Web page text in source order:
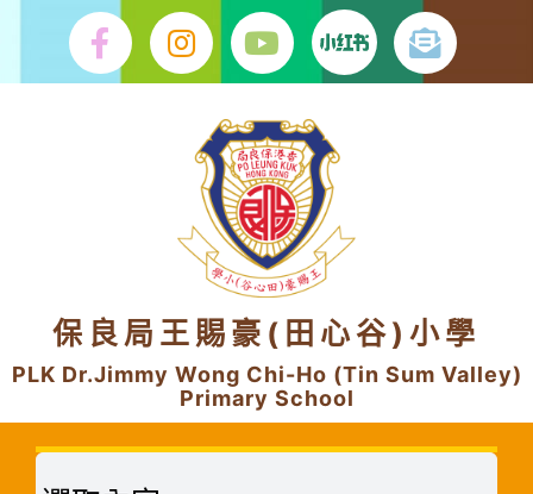
content
保良局王賜豪(田心谷)小學
PLK Dr.Jimmy Wong Chi-Ho (Tin Sum Valley)
Primary School